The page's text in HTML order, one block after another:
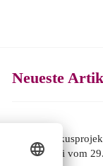
Neueste
Großes
Manege frei vom